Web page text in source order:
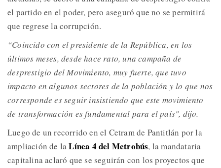
el partido en el poder, pero aseguró que no se permitirá
que regrese la corrupción.
“Coincido con el presidente de la República, en los
últimos meses, desde hace rato, una campaña de
desprestigio del Movimiento, muy fuerte, que tuvo
impacto en algunos sectores de la población y lo que nos
corresponde es seguir insistiendo que este movimiento
de transformación es fundamental para el país", dijo.
Luego de un recorrido en el Cetram de Pantitlán por la
ampliación de laLínea 4 del Metrobús, la mandataria
capitalina aclaró que se seguirán con los proyectos que